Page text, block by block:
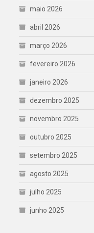
maio 2026
abril 2026
março 2026
fevereiro 2026
janeiro 2026
dezembro 2025
novembro 2025
outubro 2025
setembro 2025
agosto 2025
julho 2025
junho 2025